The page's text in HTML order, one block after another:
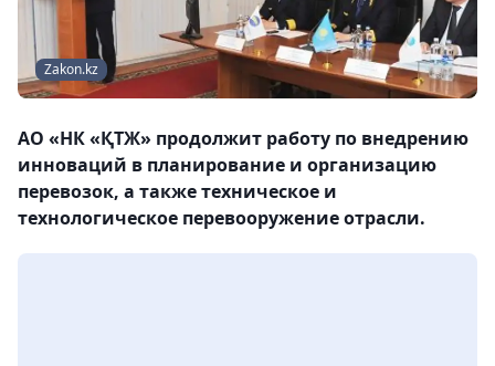
Zakon.kz
АО «НК «ҚТЖ» продолжит работу по внедрению
инноваций в планирование и организацию
перевозок, а также техническое и
технологическое перевооружение отрасли.